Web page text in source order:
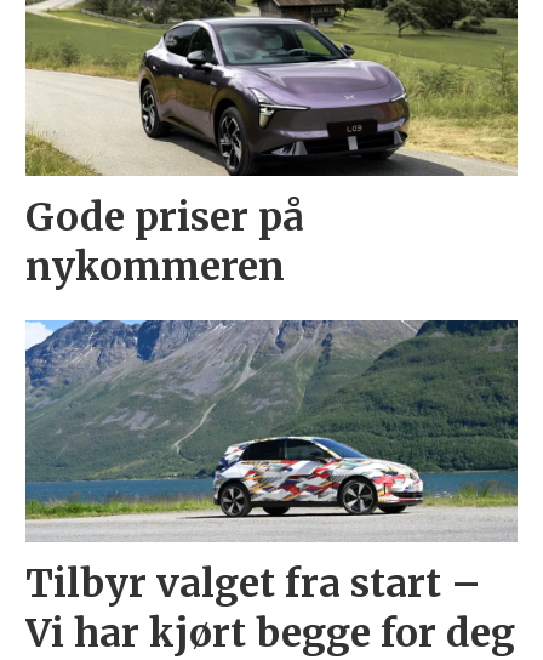
Gode priser på
nykommeren
Tilbyr valget fra start –
Vi har kjørt begge for deg